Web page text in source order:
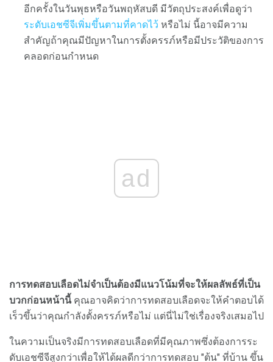
อีกครั้งในวันพุธหรือวันพฤหัสบดี มีวัตถุประสงค์เพื่อดูว่า
ระดับเอชซีจีเพิ่มขึ้นตามที่คาดไว้ หรือไม่ นี้อาจมีความ
สำคัญถ้าคุณมีปัญหาในการตั้งครรภ์หรือมีประวัติของการ
คลอดก่อนกำหนด
ad
การทดสอบเลือดไม่จำเป็นต้องมีแนวโน้มที่จะให้ผลลัพธ์ที่เป็น
บวกก่อนหน้านี้คุณอาจคิดว่าการทดสอบเลือดจะให้คำตอบได้
เร็วขึ้นว่าคุณกำลังตั้งครรภ์หรือไม่ แต่นี่ไม่ใช่เรื่องจริงเสมอไป
ในความเป็นจริงมีการทดสอบเลือดที่มีคุณภาพซึ่งต้องการระ
ดับเอชซีจีสูงกว่าเพื่อให้ได้ผลดีกว่าการทดสอบ "ต้น" ที่บ้าน ขึ้น